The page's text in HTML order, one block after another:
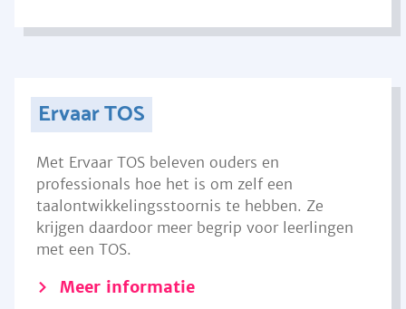
Ervaar TOS
Met Ervaar TOS beleven ouders en
professionals hoe het is om zelf een
taalontwikkelingsstoornis te hebben. Ze
krijgen daardoor meer begrip voor leerlingen
met een TOS.
Meer informatie